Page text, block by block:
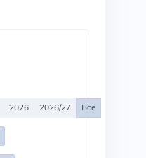
2026 2026/27 Все